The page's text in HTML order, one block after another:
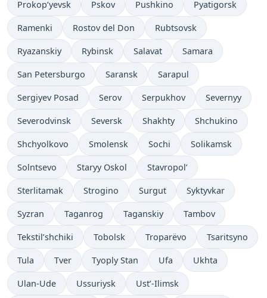
Prokop’yevsk Pskov Pushkino Pyatigorsk
Ramenki Rostov del Don Rubtsovsk
Ryazanskiy Rybinsk Salavat Samara
San Petersburgo Saransk Sarapul
Sergiyev Posad Serov Serpukhov Severnyy
Severodvinsk Seversk Shakhty Shchukino
Shchyolkovo Smolensk Sochi Solikamsk
Solntsevo Staryy Oskol Stavropol’
Sterlitamak Strogino Surgut Syktyvkar
Syzran Taganrog Taganskiy Tambov
Tekstil’shchiki Tobolsk Troparëvo Tsaritsyno
Tula Tver Tyoply Stan Ufa Ukhta
Ulan-Ude Ussuriysk Ust’-Ilimsk